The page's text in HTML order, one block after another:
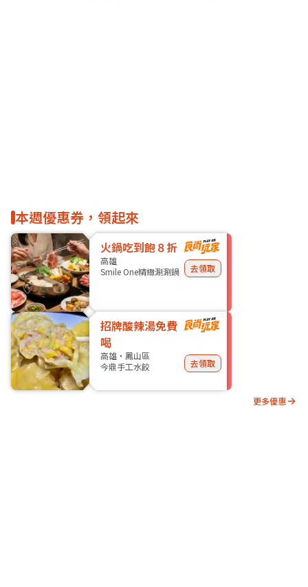
本週優惠券，領起來
火鍋吃到飽８折
高雄
Smile One精緻涮涮鍋
去領取
招牌酸辣湯免費
喝
高雄・鳳山區
今鼎手工水餃
去領取
更多優惠